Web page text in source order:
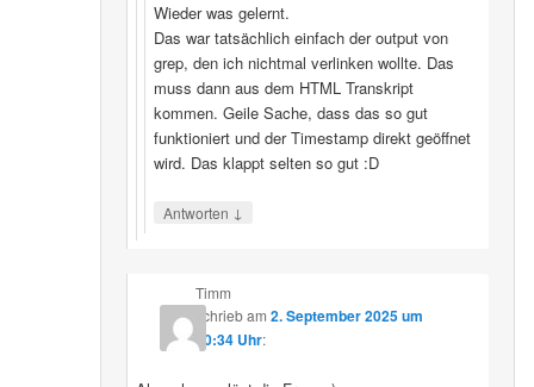
Wieder was gelernt.
Das war tatsächlich einfach der output von
grep, den ich nichtmal verlinken wollte. Das
muss dann aus dem HTML Transkript
kommen. Geile Sache, dass das so gut
funktioniert und der Timestamp direkt geöffnet
wird. Das klappt selten so gut :D
Antworten ↓
Timm
schriebam 2. September 2025 um
10:34 Uhr: